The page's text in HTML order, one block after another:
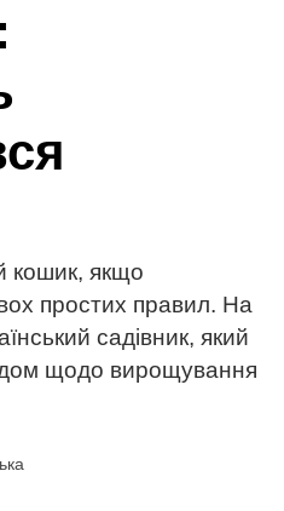
кошик, якщо
простих правил. На
садівник, який
щодо вирощування